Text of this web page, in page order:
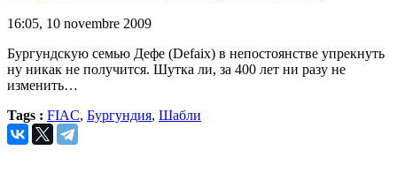
16:05, 10 novembre 2009
Бургундскую семью Дефе (Defaix) в непостоянстве упрекнуть
ну никак не получится. Шутка ли, за 400 лет ни разу не
изменить…
Tags : FIAC, Бургундия, Шабли